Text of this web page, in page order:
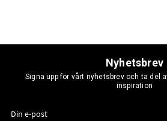
Nyhetsbrev
Signa upp för vårt nyhetsbrev och ta del
inspiration